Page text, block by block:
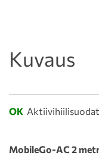
Kuvaus
OK
MobileGo-AC 2